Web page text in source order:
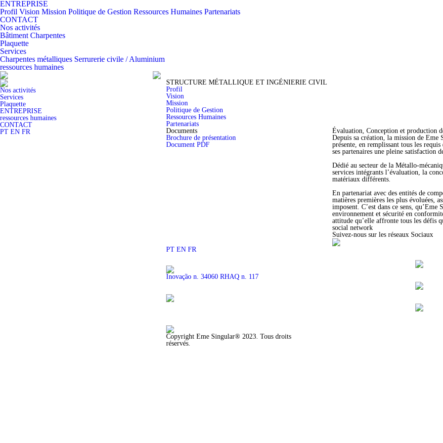
ENTREPRISE
Profil Vision Mission Politique de Gestion Ressources Humaines Partenariats
CONTACT
Nos activités
Bâtiment Charpentes
Plaquette
Services
Charpentes métalliques Serrurerie civile / Aluminium
ressources humaines
Nos activités
Services
Plaquette
ENTREPRISE
ressources humaines
CONTACT
PT EN FR
STRUCTURE MÉTALLIQUE ET INGÉNIERIE CIVIL
Profil
Vision
Mission
Politique de Gestion
Ressources Humaines
Partenariats
Documents
Brochure de présentation
Document PDF
Évaluation, Conception et production
Depuis sa création, la mission de Eme
présente, en remplissant tous les
ses partenaires une pleine satisfaction
Dédié au secteur de la Métallo-
services intégrants l’évaluation, la
matériaux différents.
En partenariat avec des entités de
matières premières les plus évoluées,
imposent. C’est dans ce sens,
environnement et sécurité en
attitude qu’elle affronte tous les défis
social network
Suivez-nous sur les réseaux Sociaux
PT EN FR
Inovaçȁo n. 34060 RHAQ n. 117
Copyright Eme Singular® 2023. Tous droits
réservés.
X - 5
X - 8
X - 9
X - 10
X - 11
X - 12
X - 13
X - 14
X - 15
X - 16